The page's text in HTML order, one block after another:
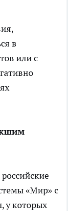
в
или с
«Мир» с
у которых